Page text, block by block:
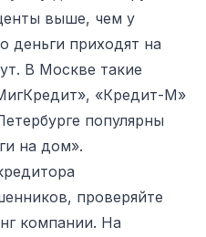
выше, чем у
деньги приходят на
В Москве такие
«Кредит-М»
популярны
на дом».
проверяйте
компании. На